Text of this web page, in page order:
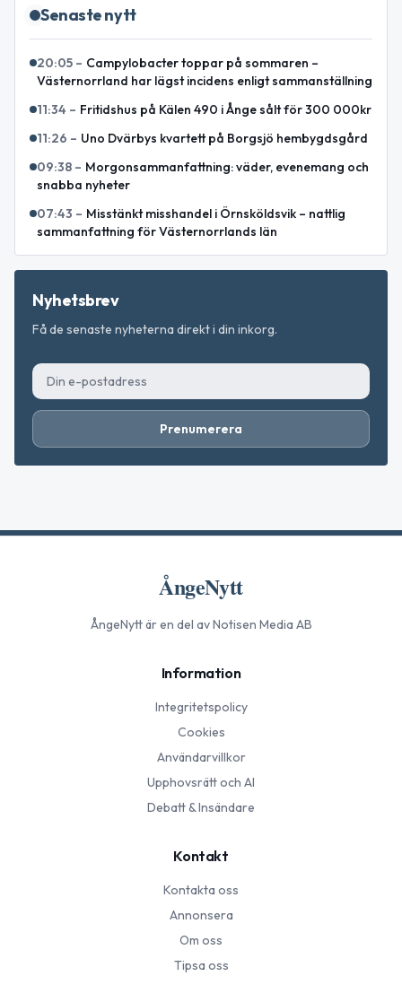
Senaste nytt
20:05 – Campylobacter toppar på sommaren –
Västernorrland har lägst incidens enligt sammanställning
11:34 – Fritidshus på Kälen 490 i Ånge sålt för 300 000kr
11:26 – Uno Dvärbys kvartett på Borgsjö hembygdsgård
09:38 – Morgonsammanfattning: väder, evenemang och
snabba nyheter
07:43 – Misstänkt misshandel i Örnsköldsvik – nattlig
sammanfattning för Västernorrlands län
Nyhetsbrev
Få de senaste nyheterna direkt i din inkorg.
Prenumerera
ÅngeNytt
ÅngeNyttär en del av Notisen Media AB
Information
Integritetspolicy
Cookies
Användarvillkor
Upphovsrätt och AI
Debatt & Insändare
Kontakt
Kontakta oss
Annonsera
Om oss
Tipsa oss